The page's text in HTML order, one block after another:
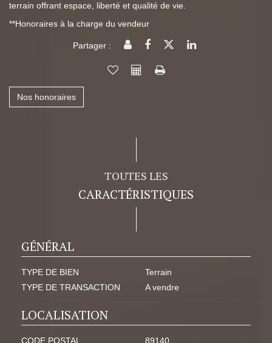
terrain offrant espace, liberté et qualité de vie.
**Honoraires à la charge du vendeur
Partager :
Nos honoraires
TOUTES LES
CARACTÉRISTIQUES
GÉNÉRAL
TYPE DE BIEN
Terrain
TYPE DE TRANSACTION
A vendre
LOCALISATION
CODE POSTAL
89140